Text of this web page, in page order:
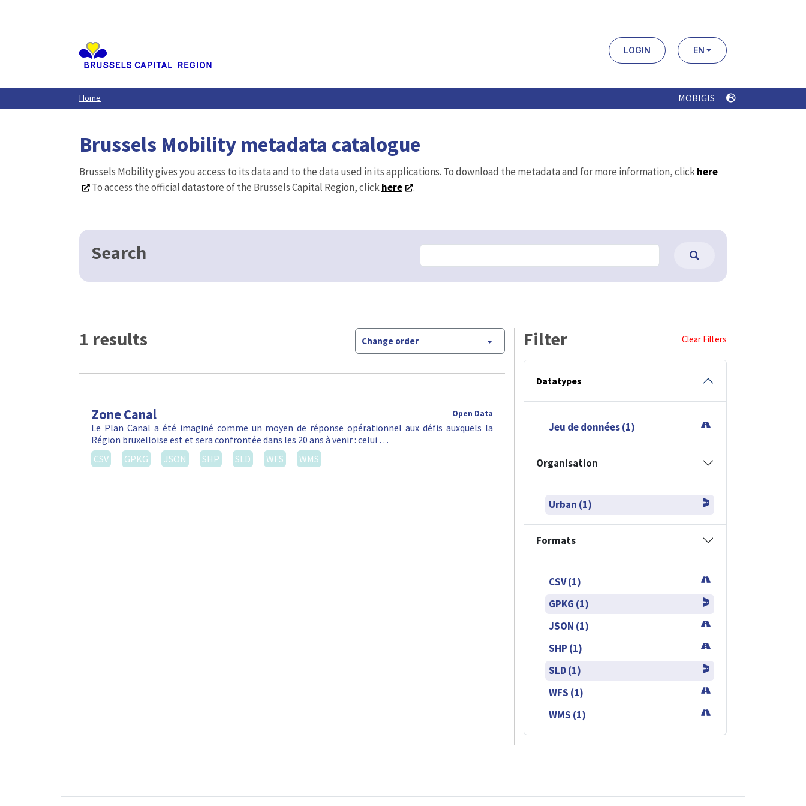
LOGIN EN
Home MOBIGIS
Brussels Mobility metadata catalogue
Brussels Mobility gives you access to its data and to the data used in its applications. To download the metadata and for more information, clickhere
To access the official datastore of the Brussels Capital Region, clickhere .
Search
1 results Change order
Zone Canal Open Data
Le Plan Canal a été imaginé comme un moyen de réponse opérationnel aux défis auxquels la
Région bruxelloise est et sera confrontée dans les 20 ans à venir : celui …
CSV
GPKG JSON SHP SLD WFS WMS
Filter Clear Filters
Datatypes
Jeu de données (1)
Organisation
Urban (1)
Formats
CSV (1)
GPKG (1)
JSON (1)
SHP (1)
SLD (1)
WFS (1)
WMS (1)